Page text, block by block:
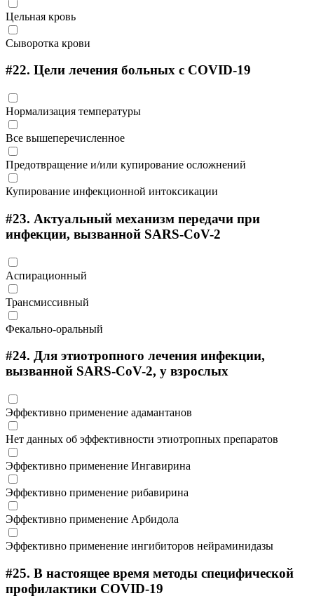
Цельная кровь
Сыворотка крови
#22. Цели лечения больных с COVID-19
Нормализация температуры
Все вышеперечисленное
Предотвращение и/или купирование осложнений
Купирование инфекционной интоксикации
#23. Актуальный механизм передачи при
инфекции, вызванной SARS-CoV-2
Аспирационный
Трансмиссивный
Фекально-оральный
#24. Для этиотропного лечения инфекции,
вызванной SARS-CoV-2, у взрослых
Эффективно применение адамантанов
Нет данных об эффективности этиотропных препаратов
Эффективно применение Ингавирина
Эффективно применение рибавирина
Эффективно применение Арбидола
Эффективно применение ингибиторов нейраминидазы
#25. В настоящее время методы специфической
профилактики COVID-19